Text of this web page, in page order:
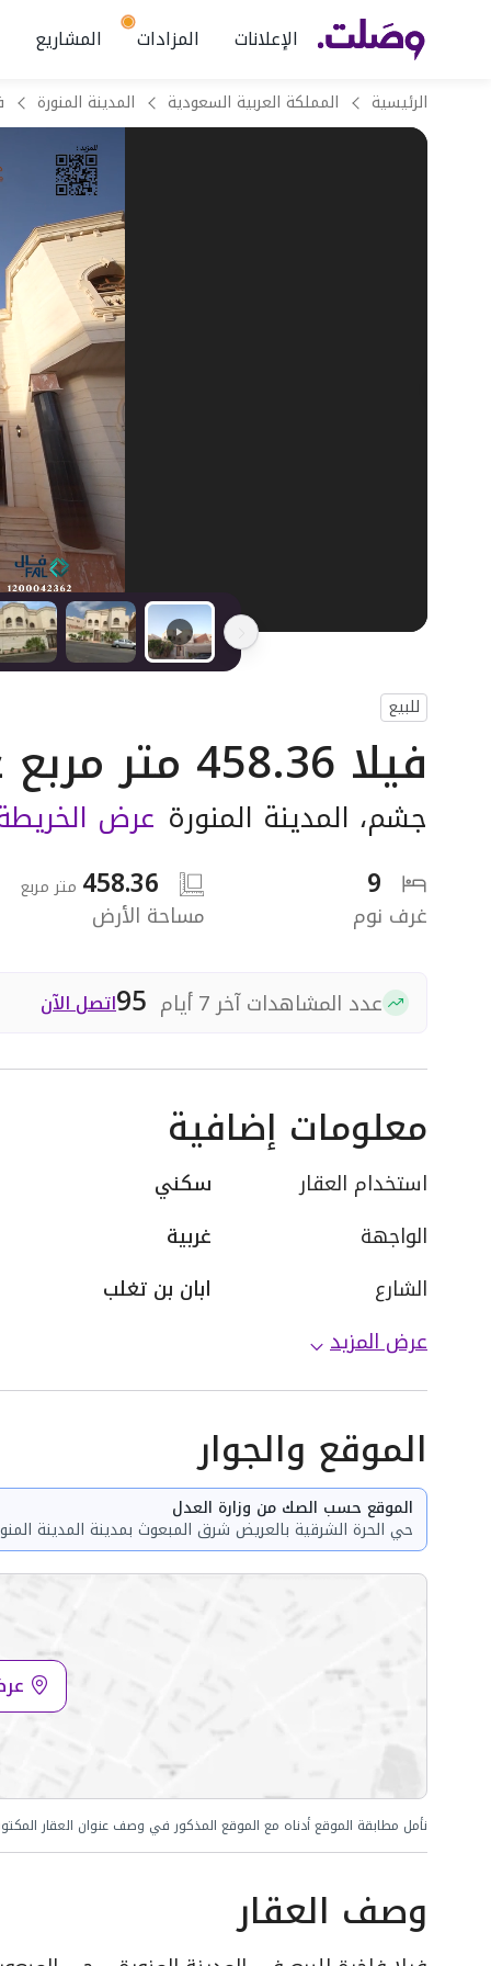
الإعلانات المزادات المشاريع
الرئيسية المملكة العربية السعودية المدينة المنورة
للبيع
فيلا 458.36 متر مربع غربية على شارع 16م
جشم، المدينة المنورة عرض
9
غرف نوم
458.36 متر مربع
مساحة الأرض
عدد المشاهدات آخر 7 أيام 95اتصل الآن
معلومات إضافية
استخدام العقار سكني
الواجهة
غربية
الشارع
ابان بن تغلب
عرض المزيد
الموقع والجوار
الموقع حسب الصك من وزارة العدل
حي الحرة الشرقية بالعريض شرق المبعوث بمدينة المدينة المنورة
نأمل مطابقة الموقع أدناه مع الموقع المذكور في وصف عنوان العقار
وصف العقار